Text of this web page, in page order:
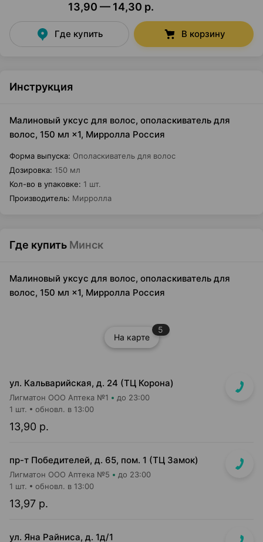
13,90 — 14,30 р.
Где купить В корзину
Инструкция
Малиновый уксус для волос, ополаскиватель для
волос, 150 мл ×1, Мирролла Россия
Форма выпуска: Ополаскиватель для волос
Дозировка: 150 мл
Кол-во в упаковке: 1 шт.
Производитель: Мирролла
Где купить Минск
Малиновый уксус для волос, ополаскиватель для
волос, 150 мл ×1, Мирролла Россия
На карте
5
ул. Кальварийская, д. 24 (ТЦ Корона)
Лигматон ООО Аптека №1 до 23:00
13,90 р.
1 шт. обновл. в 13:00
пр-т Победителей, д. 65, пом. 1 (ТЦ Замок)
Лигматон ООО Аптека №5 до 23:00
13,97 р.
1 шт. обновл. в 13:00
ул. Яна Райниса, д. 1д/1